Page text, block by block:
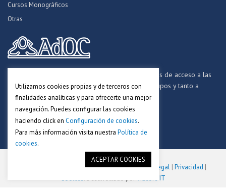
Cursos Monográficos
Otras
Formamos opositores para los procesos selectivos de acceso a las
distintas Administraciones Públicas, a todos los grupos y tanto a
personal funcionario, laboral y estatutario.
Copyright © 2018-2025. Academia AdOC.Aviso Legal| Privacidad |
Cookies. Desarrollado por Viacore IT
Utilizamos cookies propias y de terceros con
finalidades analíticas y para ofrecerte una mejor
navegación. Puedes configurar las cookies
haciendo click en Configuración de cookies.
Para más información visita nuestra Política de
cookies.
ACEPTAR COOKIES